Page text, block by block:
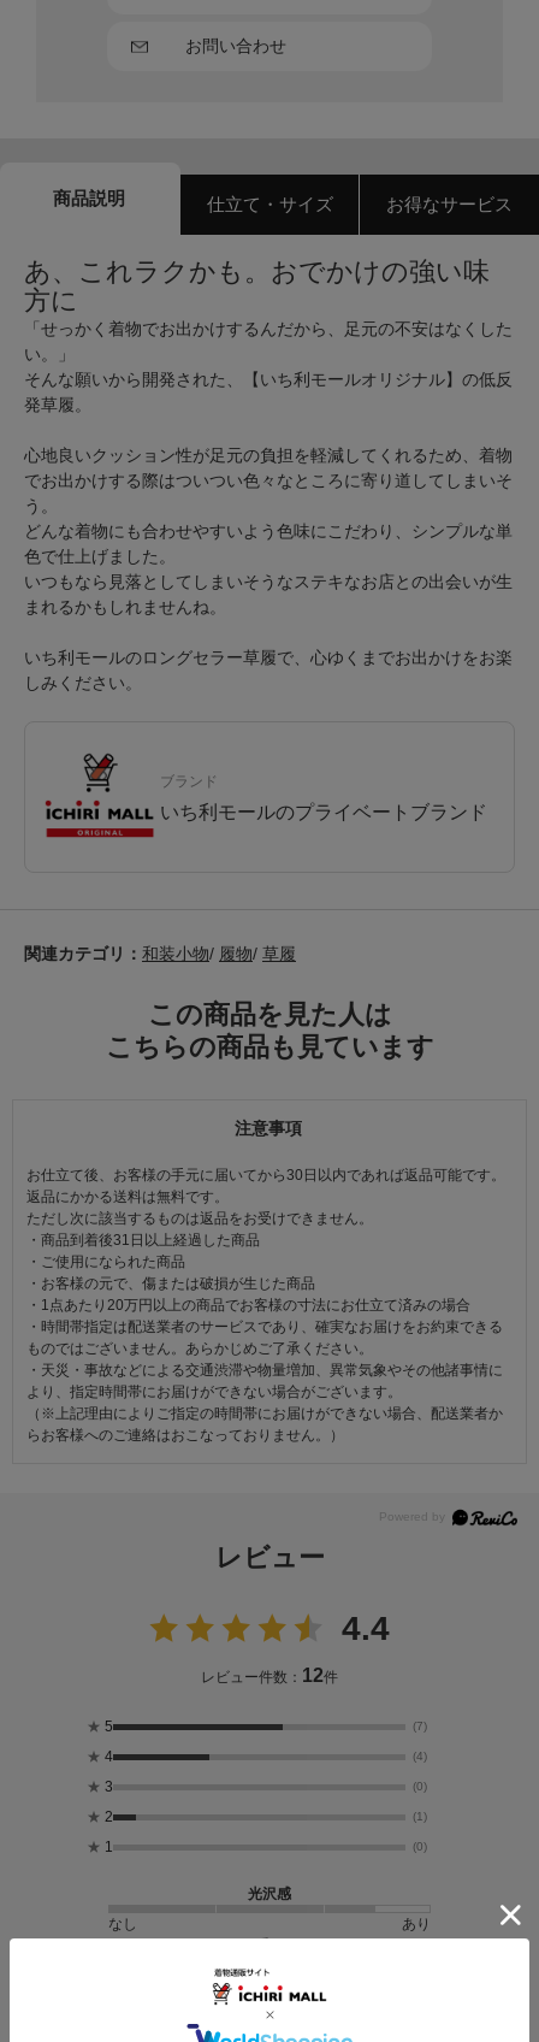
お問い合わせ
商品説明 仕立て・サイズ お得なサービス
あ、これラクかも。おでかけの強い味
方に
「せっかく着物でお出かけするんだから、足元の不安はなくした
い。」
そんな願いから開発された、【いち利モールオリジナル】の低反
発草履。
心地良いクッション性が足元の負担を軽減してくれるため、着物
でお出かけする際はついつい色々なところに寄り道してしまいそ
う。
どんな着物にも合わせやすいよう色味にこだわり、シンプルな単
色で仕上げました。
いつもなら見落としてしまいそうなステキなお店との出会いが生
まれるかもしれませんね。
いち利モールのロングセラー草履で、心ゆくまでお出かけをお楽
しみください。
ブランド
いち利モールのプライベートブランド
関連カテゴリ： 和装小物/ 履物/ 草履
この商品を見た人は
こちらの商品も見ています
注意事項
お仕立て後、お客様の手元に届いてから30日以内であれば返品可能です。
返品にかかる送料は無料です。
ただし次に該当するものは返品をお受けできません。
・商品到着後31日以上経過した商品
・ご使用になられた商品
・お客様の元で、傷または破損が生じた商品
・1点あたり20万円以上の商品でお客様の寸法にお仕立て済みの場合
・時間帯指定は配送業者のサービスであり、確実なお届けをお約束できる
ものではございません。あらかじめご了承ください。
・天災・事故などによる交通渋滞や物量増加、異常気象やその他諸事情に
より、指定時間帯にお届けができない場合がございます。
（※上記理由によりご指定の時間帯にお届けができない場合、配送業者か
らお客様へのご連絡はおこなっておりません。）
レビュー
4.4
レビュー件数： 12件
★ 5 (7)
★ 4 (4)
★ 3 (0)
★ 2 (1)
★ 1 (0)
光沢感
なし
あり